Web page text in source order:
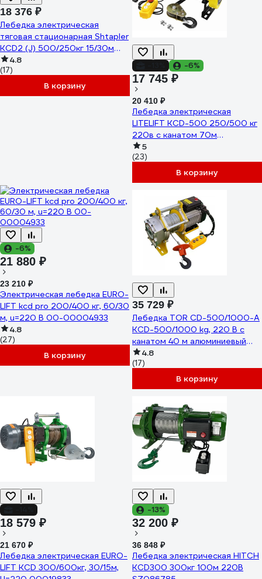
18 376 ₽
Лебедка электрическая
тяговая стационарная Shtapler
KCD2 (J) 500/250кг 15/30м
220В 71066549
4.8
(17)
В корзину
-6%
17 745 ₽
20 410 ₽
Лебедка электрическая
LITELIFT KCD-500 250/500 кг
220в с канатом 70м
kcd50070m220
5
(23)
В корзину
-6%
21 880 ₽
23 210 ₽
Электрическая лебедка EURO-
LIFT kcd pro 200/400 кг, 60/30
м, u=220 В 00-00004933
4.8
(27)
В корзину
35 729 ₽
Лебедка TOR CD-500/1000-A
KCD-500/1000 kg, 220 В с
канатом 40 м алюминиевый
корпус 1024001
4.8
(17)
В корзину
18 579 ₽
21 670 ₽
Лебедка электрическая EURO-
LIFT KCD 300/600кг, 30/15м,
-13%
32 200 ₽
36 848 ₽
Лебедка электрическая HITCH
KCD300 300кг 100м 220В